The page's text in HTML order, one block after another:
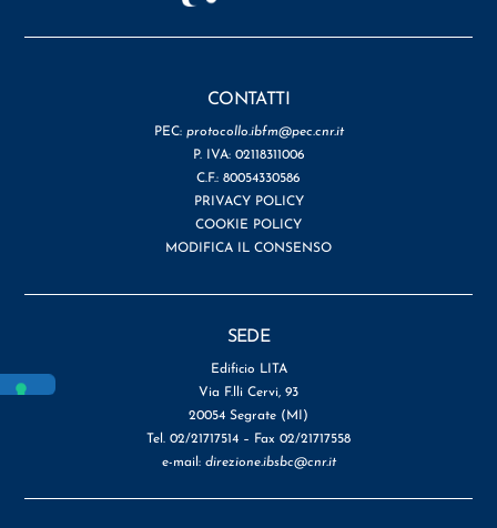
CONTATTI
PEC: protocollo.ibfm@pec.cnr.it
P. IVA: 02118311006
C.F.: 80054330586
PRIVACY POLICY
COOKIE POLICY
MODIFICA IL CONSENSO
SEDE
Edificio LITA
Via F.lli Cervi, 93
20054 Segrate (MI)
Tel. 02/21717514 – Fax 02/21717558
e-mail: direzione.ibsbc@cnr.it